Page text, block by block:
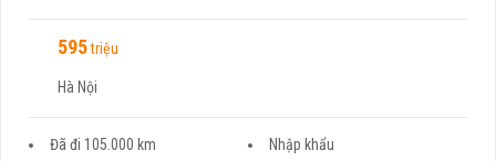
595triệu
Hà Nội
Đã đi 105.000 km
Nhập khẩu